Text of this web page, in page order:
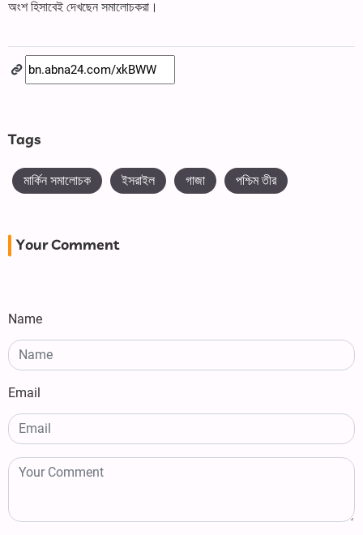
অংশ হিসাবেই দেখছেন সমালোচকরা।
Tags
মার্কিন সমালোচক ইসরাইল গাজা পশ্চিম তীর
Your Comment
Name
Email